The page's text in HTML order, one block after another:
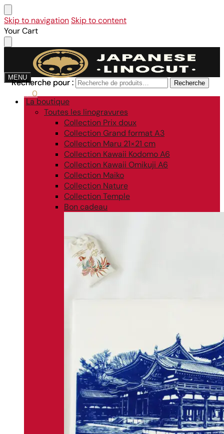
Skip to navigationSkip to content
Your Cart
MENU
Recherche pour : Recherche
0
Recherche pour : Recherche
La boutique
Toutes les linogravures
Collection Prix doux
Collection Grand format A3
Collection Maru 21×21 cm
Collection Kawaii Kodomo A6
Collection Kawaii Omikuji A6
Collection Maiko
Collection Nature
Collection Temple
Bon cadeau